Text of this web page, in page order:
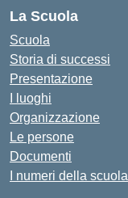
La Scuola
Scuola
Storia di successi
Presentazione
I luoghi
Organizzazione
Le persone
Documenti
I numeri della scuola